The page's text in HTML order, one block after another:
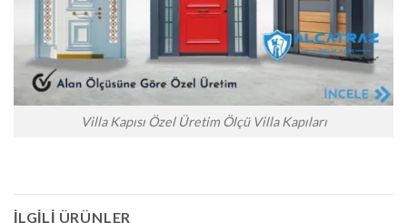
Villa Kapısı Özel Üretim Ölçü Villa Kapıları
İLGILI ÜRÜNLER